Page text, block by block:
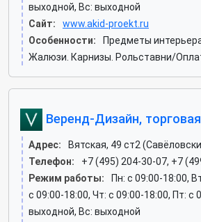
выходной, Вс: выходной
Сайт:
www.akid-proekt.ru
Особенности:
Предметы
Жалюзи. Карнизы. Рольставни/
Веренд-Дизайн,
Адрес:
Вятская, 49 ст2
Телефон:
+7 (495) 204-30-07, +7
Режим работы:
Пн: c 09:00-18:00,
c 09:00-18:00, Чт: c 09:00-18:00, Пт: c
выходной, Вс: выходной